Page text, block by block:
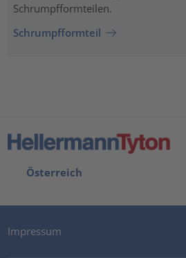
Schrumpfformteilen.
Schrumpfformteil
Österreich
Impressum